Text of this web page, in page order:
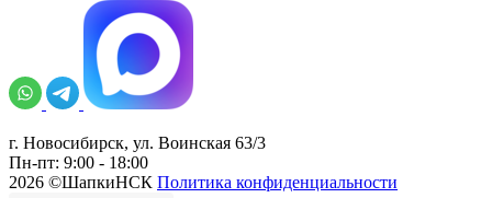
г. Новосибирск, ул. Воинская 63/3
Пн-пт: 9:00 - 18:00
2026 ©ШапкиНСК Политика конфиденциальности